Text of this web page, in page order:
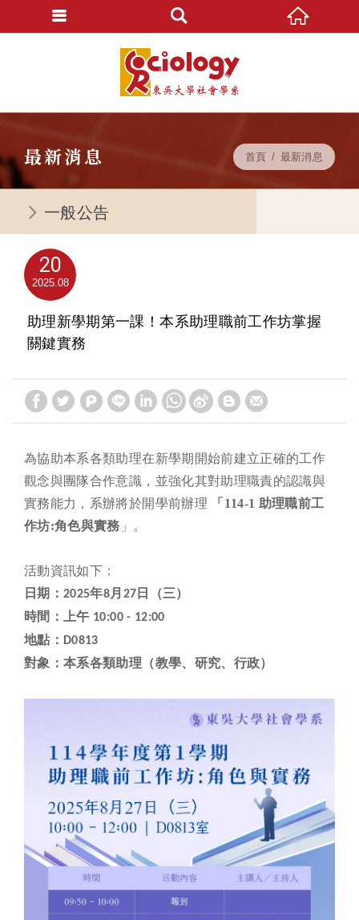
最新消息 首頁 最新消息
一般公告
20
08
2025
助理新學期第一課！本系助理職前工作坊掌握
關鍵實務
為協助本系各類助理在新學期開始前建立正確的工作
觀念與團隊合作意識，並強化其對助理職責的認識與
實務能力，系辦將於開學前辦理
「114-1 助理職前工
作坊:角色與實務 」 。
活動資訊如下：
日期： 2025年8月 27 日（三）
時間：上午 10:00 - 12:00
地點： D0813
對象：本系各類助理（教學、研究、行政）